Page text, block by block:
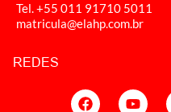
Tel. +55 011 91710 5011
matricula@elahp.com.br
REDES